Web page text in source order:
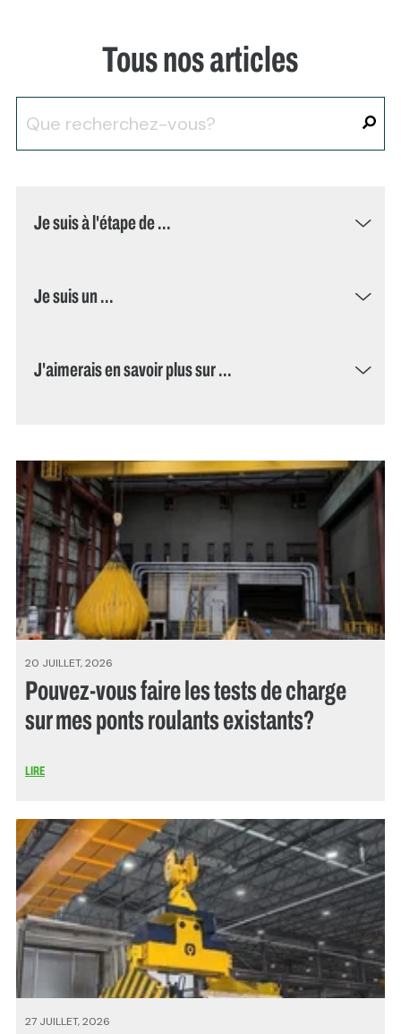
Tous nos articles
Je suis à l'étape de ...
Je suis un ...
J'aimerais en savoir plus sur ...
20 JUILLET, 2026
Pouvez-vous faire les tests de charge
sur mes ponts roulants existants?
LIRE
27 JUILLET, 2026